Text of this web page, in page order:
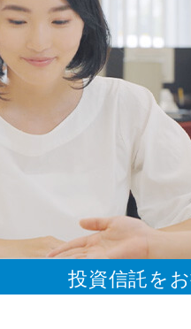
投資信託を